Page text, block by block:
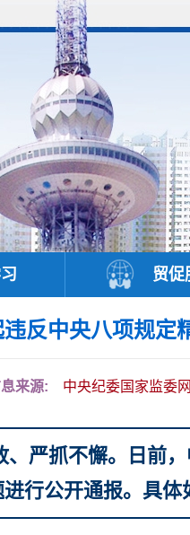
贸促
反中央八项规定
来源: 中央纪委国家监委
严抓不懈。日前
行公开通报。具体